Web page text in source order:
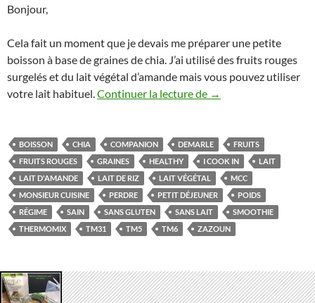
Bonjour,
Cela fait un moment que je devais me préparer une petite
boisson à base de graines de chia. J’ai utilisé des fruits rouges
surgelés et du lait végétal d’amande mais vous pouvez utiliser
votre lait habituel.Continuer la lecture de Smoothie chia –
→
BOISSON CHIA COMPANION DEMARLE
FRUITS
FRUITS ROUGES
GRAINES HEALTHY I COOK IN
LAIT
LAIT D'AMANDE
LAIT DE RIZ LAIT VÉGÉTAL
MCC
MONSIEUR CUISINE
PERDRE PETIT DÉJEUNER
POIDS
RÉGIME
SAIN SANS GLUTEN SANS LAIT
SMOOTHIE
THERMOMIX
TM31 TM5 TM6 ZAZOUN